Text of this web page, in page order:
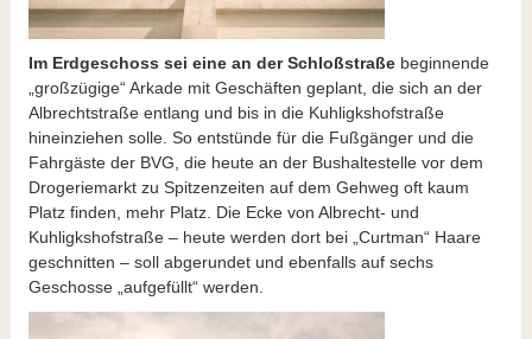
Im Erdgeschoss sei eine an der Schloßstraßebeginnende
„großzügige“ Arkade mit Geschäften geplant, die sich an der
Albrechtstraße entlang und bis in die Kuhligkshofstraße
hineinziehen solle. So entstünde für die Fußgänger und die
Fahrgäste der BVG, die heute an der Bushaltestelle vor dem
Drogeriemarkt zu Spitzenzeiten auf dem Gehweg oft kaum
Platz finden, mehr Platz. Die Ecke von Albrecht- und
Kuhligkshofstraße – heute werden dort bei „Curtman“ Haare
geschnitten – soll abgerundet und ebenfalls auf sechs
Geschosse „aufgefüllt“ werden.